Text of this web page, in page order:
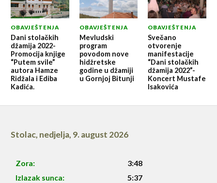
OBAVJEŠTENJA
Dani stolačkih
džamija 2022-
Promocija knjige
“Putem svile”
autora Hamze
Ridžala i Ediba
Kadića.
OBAVJEŠTENJA
Mevludski
program
povodom nove
hidžretske
godine u džamiji
u Gornjoj Bitunji
OBAVJEŠTENJA
Svečano
otvorenje
manifestacije
“Dani stolačkih
džamija 2022”-
Koncert Mustafe
Isakovića
Stolac, nedjelja, 9. august 2026
Zora:
3:48
Izlazak sunca:
5:37